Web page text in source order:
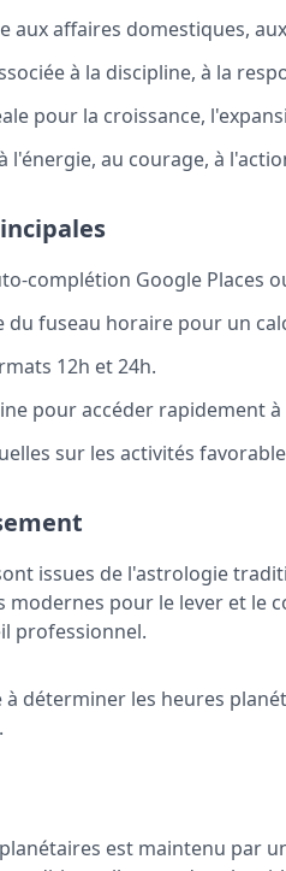
aux affaires domestiques,
à la discipline, à la
pour la croissance,
l'énergie, au courage, à
complétion Google Places
du fuseau horaire pour un
12h et 24h.
pour accéder rapidement
sur les activités
issues de l'astrologie
modernes pour le lever et le
professionnel.
à déterminer les heures
est maintenu par